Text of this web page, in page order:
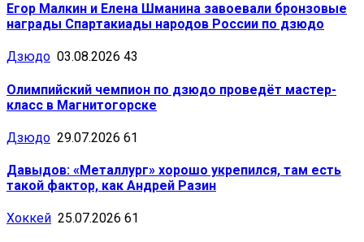
Егор Малкин и Елена Шманина завоевали бронзовые
награды Спартакиады народов России по дзюдо
Дзюдо 03.08.2026 43
Олимпийский чемпион по дзюдо проведёт мастер-
класс в Магнитогорске
Дзюдо 29.07.2026 61
Давыдов: «Металлург» хорошо укрепился, там есть
такой фактор, как Андрей Разин
Хоккей 25.07.2026 61